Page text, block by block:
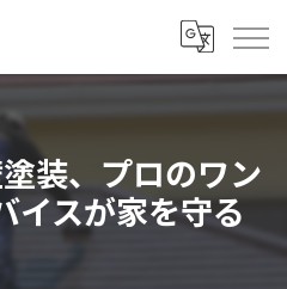
装、プロのワン
イスが家を守る